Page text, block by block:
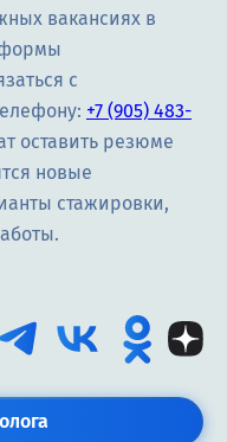
вакансиях в
формы
с
+7 (905) 483-
оставить резюме
новые
стажировки,